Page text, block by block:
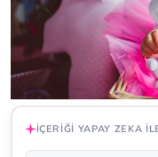
İÇERIĞI YAPAY ZEKA